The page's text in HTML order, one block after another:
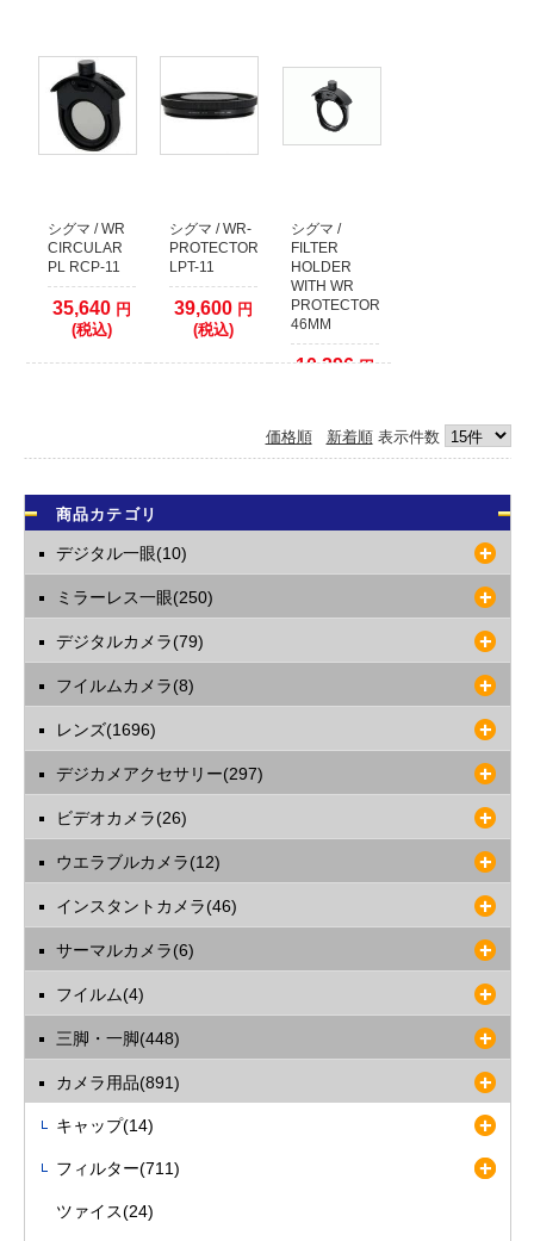
カードご利用の方にはご迷惑をおかけいたしますが、ご容赦くださいますよう
お願い申し上げます。
2017年05月12日
各クレジットカード会社の本人認証サービスをご利用いただいた場合、決済確
認時間を早めることが出来ます。
本人認証サービス以外のクレジット決済に関しましては、従来通り決済をカー
ド会社へ確認してからの発送となります。
1日程度(場合により2、3日以上)出荷までお時間がかかりますので予めご了承く
運送業者の代金引換手数料改定に伴い、50万円以上の代金引換のご注文に関し
まして取り扱いを終了いたします。
複数の代金引換注文で合計額が50万円以上になる場合は、同日での発送ができ
ません。発送日をずらしますので納期が余分にかかります。
あらかじめご了承くださいますようお願いいたします。
2017年12月09日
店頭でのご購入希望のお客様へ
WEBサイトで在庫有りとなっておりましても、店頭には無い場合がございま
す。
WEBサイトでご注文をしていない場合には、事前に店舗へご連絡していただき
ますようお願いいたします。
シグマ / WR
CIRCULAR
PL RCP-11
35,640円
(税込)
シグマ / WR-
PROTECTOR
LPT-11
39,600円
(税込)
シグマ /
FILTER
HOLDER
WITH WR
PROTECTOR
46MM
10,296円
価格順 新着順表示件数
商品カテゴリ
デジタル一眼(10)
ミラーレス一眼(250)
デジタルカメラ(79)
フイルムカメラ(8)
レンズ(1696)
デジカメアクセサリー(297)
ビデオカメラ(26)
ウエラブルカメラ(12)
インスタントカメラ(46)
サーマルカメラ(6)
フイルム(4)
三脚・一脚(448)
カメラ用品(891)
キャップ(14)
フィルター(711)
ツァイス(24)